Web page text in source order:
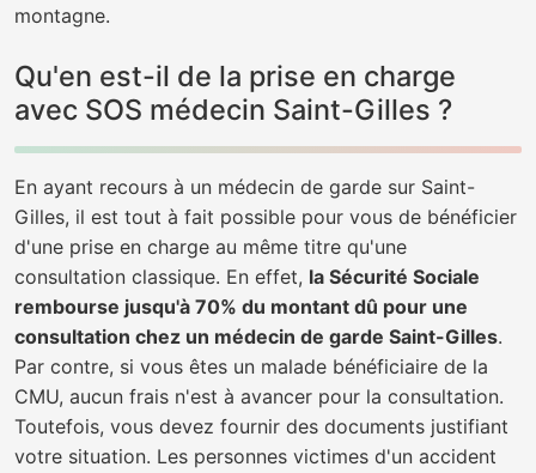
montagne.
Qu'en est-il de la prise en charge
avec SOS médecin Saint-Gilles ?
En ayant recours à un médecin de garde sur Saint-
Gilles, il est tout à fait possible pour vous de bénéficier
d'une prise en charge au même titre qu'une
consultation classique. En effet, la Sécurité Sociale
rembourse jusqu'à 70% du montant dû pour une
consultation chez un médecin de garde Saint-Gilles.
Par contre, si vous êtes un malade bénéficiaire de la
CMU, aucun frais n'est à avancer pour la consultation.
Toutefois, vous devez fournir des documents justifiant
votre situation. Les personnes victimes d'un accident